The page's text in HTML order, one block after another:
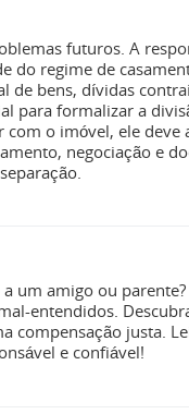
futuros. A
do regime de
de bens, dívidas
para formalizar a
o imóvel, ele
negociação e
um amigo ou
entendidos.
compensação justa.
e confiável!